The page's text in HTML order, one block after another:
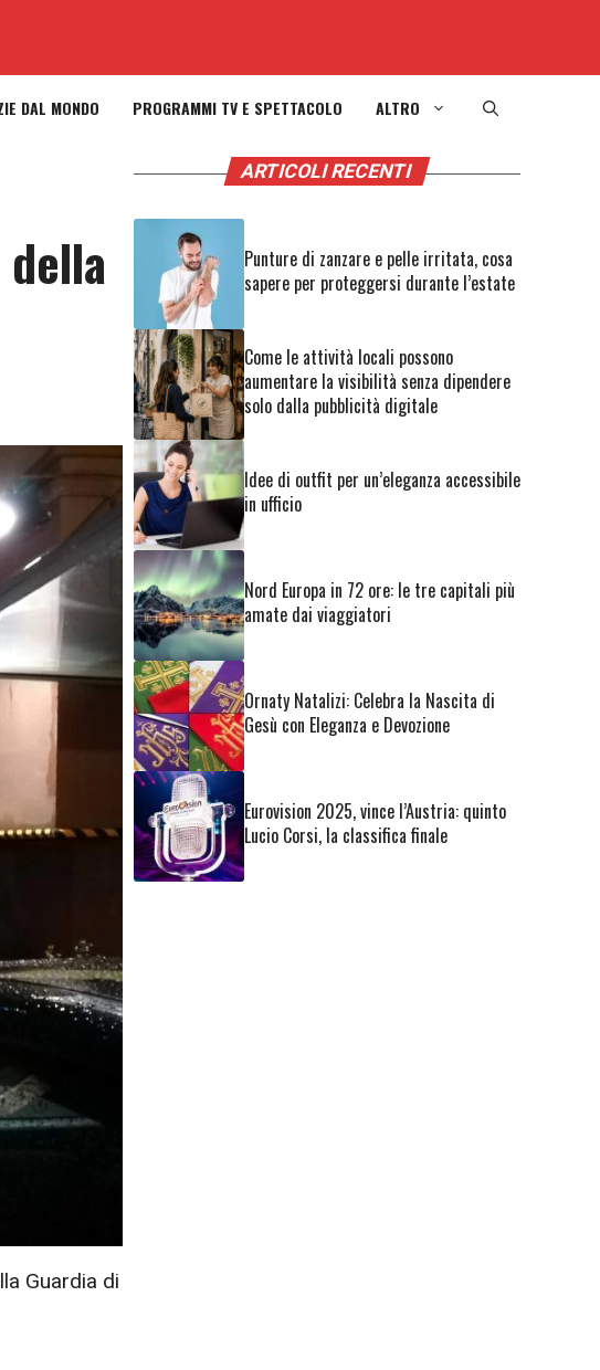
DAL MONDO PROGRAMMI TV E SPETTACOLO ALTRO
della
Guardia di
ARTICOLI RECENTI
Punture di zanzare e pelle irritata, cosa
sapere per proteggersi durante l’estate
Come le attività locali possono
aumentare la visibilità senza dipendere
solo dalla pubblicità digitale
Idee di outfit per un’eleganza accessibile
in ufficio
Nord Europa in 72 ore: le tre capitali più
amate dai viaggiatori
Ornaty Natalizi: Celebra la Nascita di
Gesù con Eleganza e Devozione
Eurovision 2025, vince l’Austria: quinto
Lucio Corsi, la classifica finale